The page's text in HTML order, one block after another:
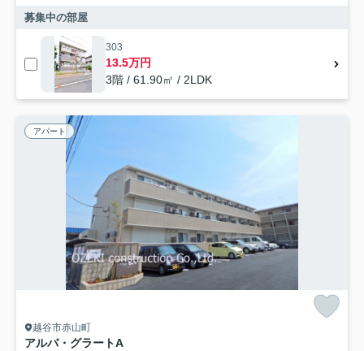
募集中の部屋
303
13.5万円
3階 / 61.90㎡ / 2LDK
アパート
越谷市赤山町
アルバ・グラートA